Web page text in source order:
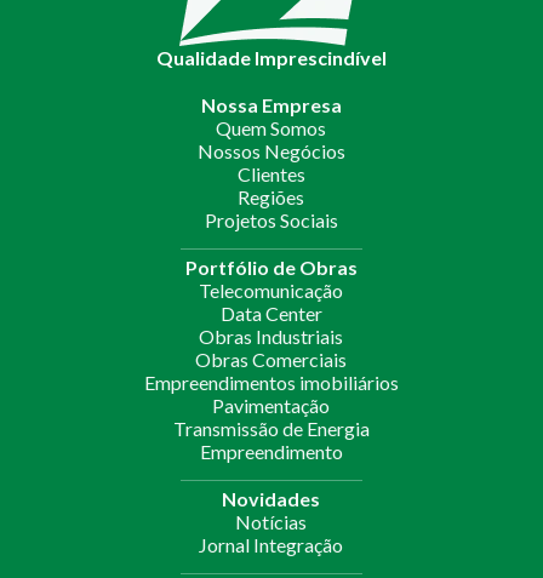
Qualidade Imprescindível
Nossa Empresa
Quem Somos
Nossos Negócios
Clientes
Regiões
Projetos Sociais
Portfólio de Obras
Telecomunicação
Data Center
Obras Industriais
Obras Comerciais
Empreendimentos imobiliários
Pavimentação
Transmissão de Energia
Empreendimento
Novidades
Notícias
Jornal Integração